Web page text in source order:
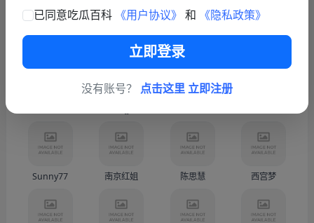
越南屠夫-段玉创（
Sunny77 南京红姐 陈思慧 西宫梦
已同意吃瓜百科 《用户协议》 和 《隐私政策》
立即登录
没有账号？ 点击这里 立即注册